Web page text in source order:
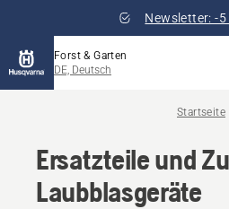
Newsletter: -5
Forst & Garten
DE, Deutsch
Startseite
Ersatzteile und
Laubblasgeräte